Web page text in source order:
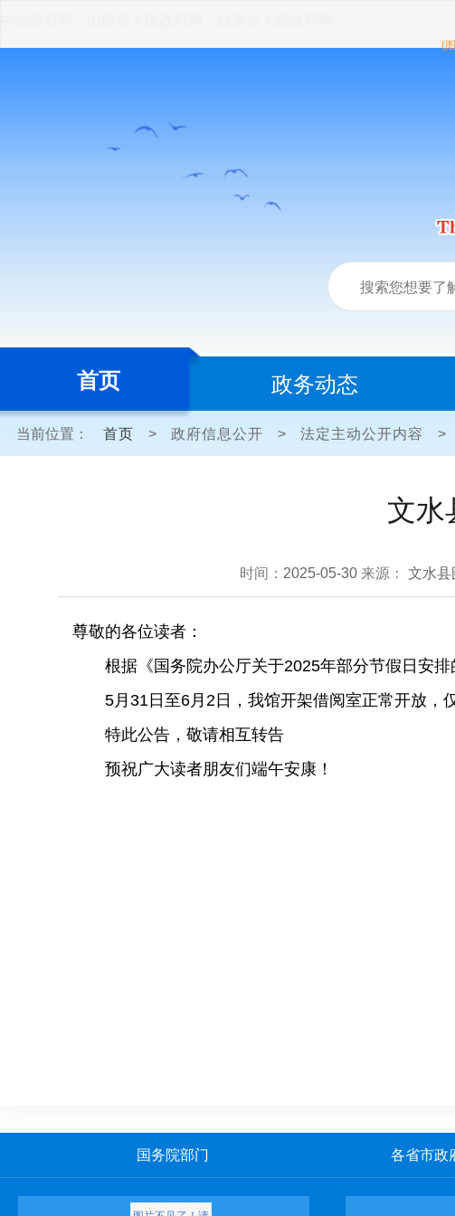
首页 政务动态
当前位置： 首页 > 政府信息公开 > 法定主动公开内容 >
文水
时间： 2025-05-30 来源： 文水县
尊敬的各位读者：
根据《国务院办公厅关于2025年部分节假日安
5月31日至6月2日，我馆开架借阅室正常开放，
特此公告，敬请相互转告
预祝广大读者朋友们端午安康！
国务院部门 各省市政